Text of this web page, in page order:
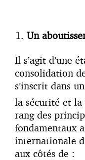
Un
Il s’agit d’une
consolidation
s’inscrit dans
la sécurité et la
rang des
fondamentaux
internationale
aux côtés de :